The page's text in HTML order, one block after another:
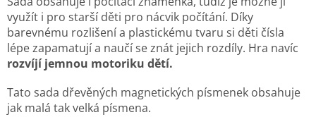
využít i pro starší děti pro nácvik počítání. Díky
barevnému rozlišení a plastickému tvaru si děti čísla
lépe zapamatují a naučí se znát jejich rozdíly. Hra navíc
rozvíjí jemnou motoriku dětí.
Tato sada dřevěných magnetických písmenek obsahuje
jak malá tak velká písmena.